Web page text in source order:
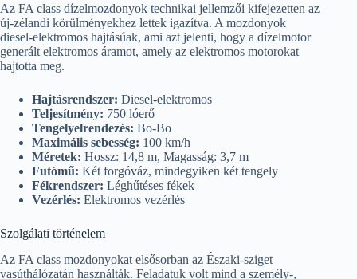
Az FA class dízelmozdonyok technikai jellemzői kifejezetten az
új-zélandi körülményekhez lettek igazítva. A mozdonyok
diesel-elektromos hajtásúak, ami azt jelenti, hogy a dízelmotor
generált elektromos áramot, amely az elektromos motorokat
hajtotta meg.
Hajtásrendszer: Diesel-elektromos
Teljesítmény: 750 lóerő
Tengelyelrendezés: Bo-Bo
Maximális sebesség: 100 km/h
Méretek: Hossz: 14,8 m, Magasság: 3,7 m
Futómű: Két forgóváz, mindegyiken két tengely
Fékrendszer: Léghűtéses fékek
Vezérlés: Elektromos vezérlés
Szolgálati történelem
Az FA class mozdonyokat elsősorban az Északi-sziget
vasúthálózatán használták. Feladatuk volt mind a személy-,